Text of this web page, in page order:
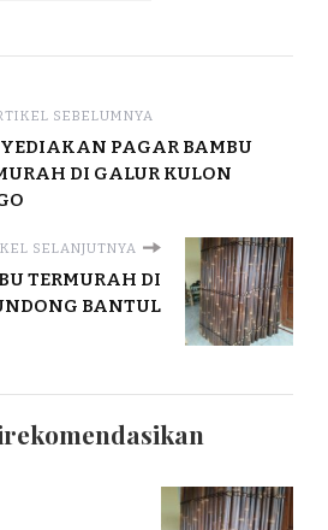
SEBELUMNYA
PAGAR BAMBU
DI GALUR KULON
SELANJUTNYA
TERMURAH DI
BANTUL